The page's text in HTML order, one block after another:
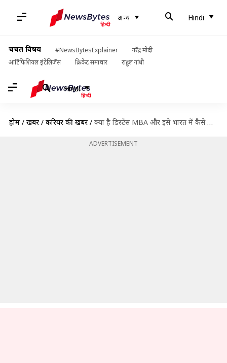
अन्य Hindi
चर्चित विषय #NewsBytesExplainer
नरेंद्र मोदी
आर्टिफिशियल इंटेलिजेंस
क्रिकेट समाचार राहुल गांधी
Hindi
होम / खबरें / करियर की खबरें / क्या है डिस्टेंस MBA और इसे भारत में कैसे करें? पूरी जानकारी यहां से लें
ADVERTISEMENT